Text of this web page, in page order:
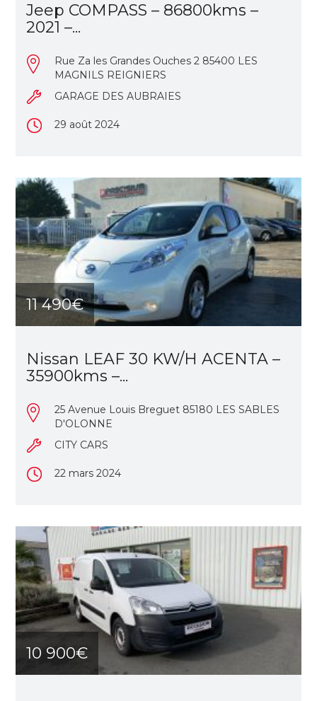
Jeep COMPASS – 86800kms –
2021 –...
Rue Za les Grandes Ouches 2 85400 LES
MAGNILS REIGNIERS
GARAGE DES AUBRAIES
29 août 2024
11 490€
Nissan LEAF 30 KW/H ACENTA –
35900kms –...
25 Avenue Louis Breguet 85180 LES SABLES
D'OLONNE
CITY CARS
22 mars 2024
10 900€